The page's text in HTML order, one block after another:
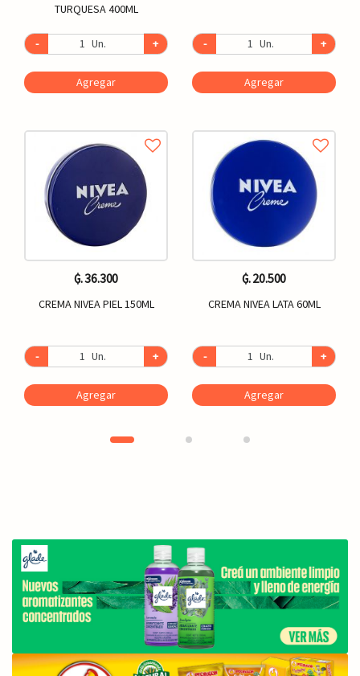
TURQUESA 400ML
- Un. +
Agregar
₲. 36.300
CREMA NIVEA PIEL 150ML
- Un. +
Agregar
- Un. +
Agregar
₲. 20.500
CREMA NIVEA LATA 60ML
- Un. +
Agregar